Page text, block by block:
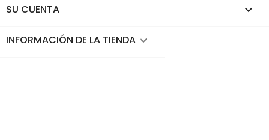
SU CUENTA 
INFORMACIÓN DE LA TIENDA keyboard_arrow_down